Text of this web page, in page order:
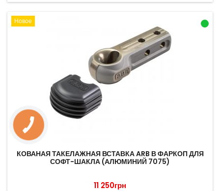
Новое
КОВАНАЯ ТАКЕЛАЖНАЯ ВСТАВКА ARB В ФАРКОП ДЛЯ
СОФТ-ШАКЛА (АЛЮМИНИЙ 7075)
11 250грн